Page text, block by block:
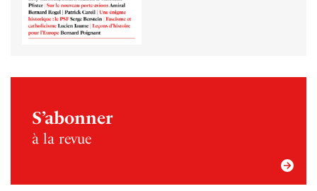
S’abonner
à la revue